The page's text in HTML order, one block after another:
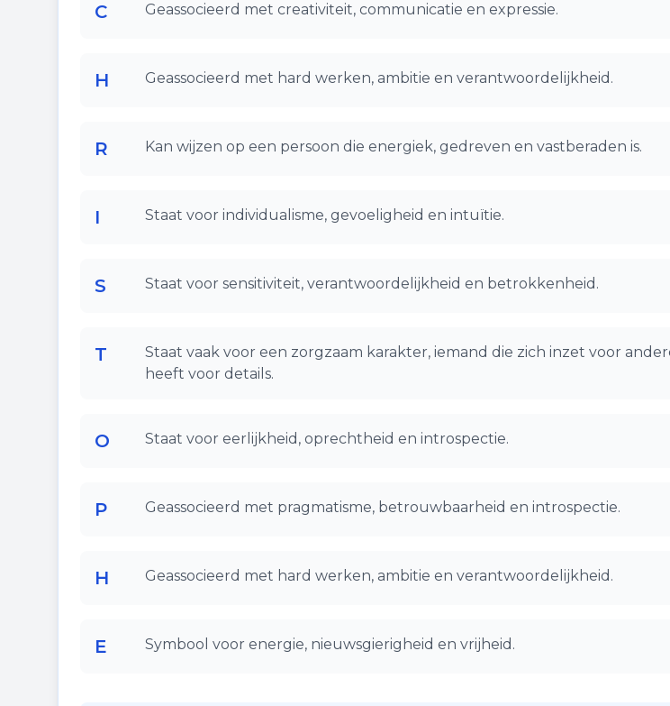
C Geassocieerd met creativiteit, communicatie en expressie.
H Geassocieerd met hard werken, ambitie en verantwoordelijkheid.
R Kan wijzen op een persoon die energiek, gedreven en vastberaden is.
I Staat voor individualisme, gevoeligheid en intuïtie.
S Staat voor sensitiviteit, verantwoordelijkheid en betrokkenheid.
T
Staat vaak voor een zorgzaam karakter, iemand die zich inzet voor
heeft voor details.
O Staat voor eerlijkheid, oprechtheid en introspectie.
P Geassocieerd met pragmatisme, betrouwbaarheid en introspectie.
H Geassocieerd met hard werken, ambitie en verantwoordelijkheid.
E Symbool voor energie, nieuwsgierigheid en vrijheid.